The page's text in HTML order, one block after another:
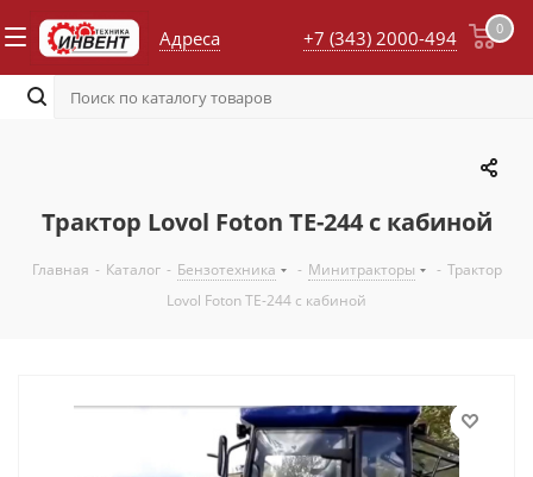
Адреса 0
+7 (343) 2000-494
Трактор Lovol Foton TE-244 с кабиной
Главная - Каталог - Бензотехника - Минитракторы - Трактор
Lovol Foton TE-244 с кабиной